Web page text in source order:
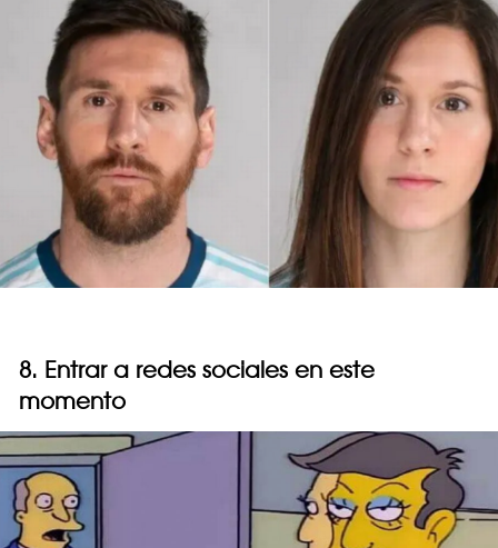
8. Entrar a redes sociales en este
momento